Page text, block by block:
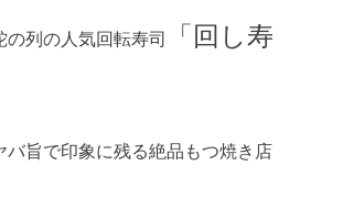
の列の人気回転寿司
「回し寿
バ旨で印象に残る絶品もつ焼き店